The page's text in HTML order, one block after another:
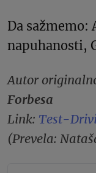
Da sažmemo:
napuhanosti,
Autor
Forbesa
Link: Test-
(Prevela: